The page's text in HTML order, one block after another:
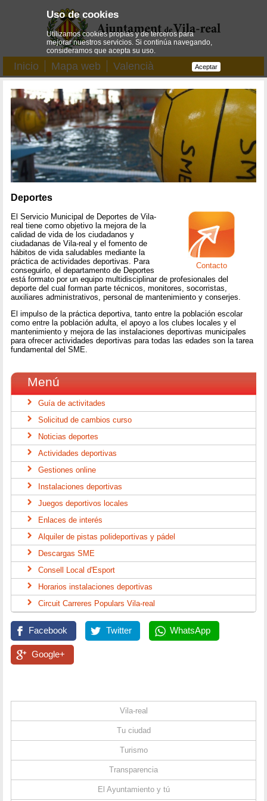
Inicio Mapa web Valencià
Contacto
Deportes
El Servicio Municipal de Deportes de Vila-
real tiene como objetivo la mejora de la
calidad de vida de los ciudadanos y
ciudadanas de Vila-real y el fomento de
hábitos de vida saludables mediante la
práctica de actividades deportivas. Para
conseguirlo, el departamento de Deportes
está formato por un equipo multidisciplinar de profesionales del
deporte del cual forman parte técnicos, monitores, socorristas,
auxiliares administrativos, personal de mantenimiento y conserjes.
El impulso de la práctica deportiva, tanto entre la población escolar
como entre la población adulta, el apoyo a los clubes locales y el
mantenimiento y mejora de las instalaciones deportivas municipales
para ofrecer actividades deportivas para todas las edades son la tarea
fundamental del SME.
Menú
Guía de activitades
Solicitud de cambios curso
Noticias deportes
Actividades deportivas
Gestiones online
Instalaciones deportivas
Juegos deportivos locales
Enlaces de interés
Alquiler de pistas polideportivas y pádel
Descargas SME
Consell Local d'Esport
Horarios instalaciones deportivas
Circuit Carreres Populars Vila-real
Facebook Twitter WhatsApp
Google+
Vila-real
Tu ciudad
Turismo
Transparencia
El Ayuntamiento y tú
Uso de cookies
Utilizamos cookies propias y de terceros para
mejorar nuestros servicios. Si continúa navegando,
consideramos que acepta su uso.
Aceptar